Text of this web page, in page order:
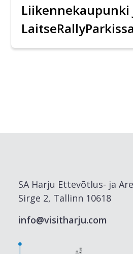
Liikennekaupunki
LaitseRallyParkissa
SA Harju Ettevõtlus- ja
Sirge 2, Tallinn 10618
info@visitharju.com